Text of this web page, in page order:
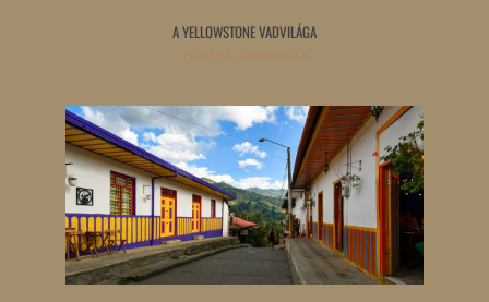
A YELLOWSTONE VADVILÁGA